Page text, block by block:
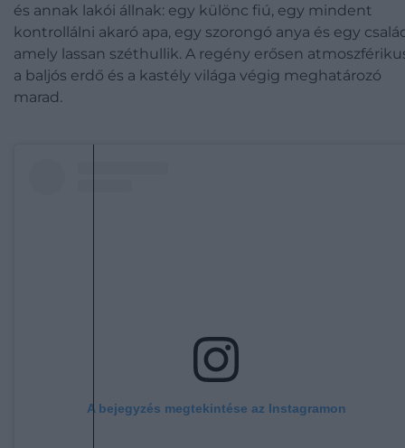
és annak lakói állnak: egy különc fiú, egy mindent
kontrollálni akaró apa, egy szorongó anya és egy
amely lassan széthullik. A regény erősen
a baljós erdő és a kastély világa végig meghatározó
marad.
A bejegyzés megtekintése az Instagramon